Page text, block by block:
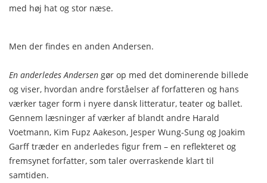
med høj hat og stor næse.
Men der findes en anden Andersen.
En anderledes Andersen gør op med det dominerende billede
og viser, hvordan andre forståelser af forfatteren og hans
værker tager form i nyere dansk litteratur, teater og ballet.
Gennem læsninger af værker af blandt andre Harald
Voetmann, Kim Fupz Aakeson, Jesper Wung-Sung og Joakim
Garff træder en anderledes figur frem – en reflekteret og
fremsynet forfatter, som taler overraskende klart til
samtiden.